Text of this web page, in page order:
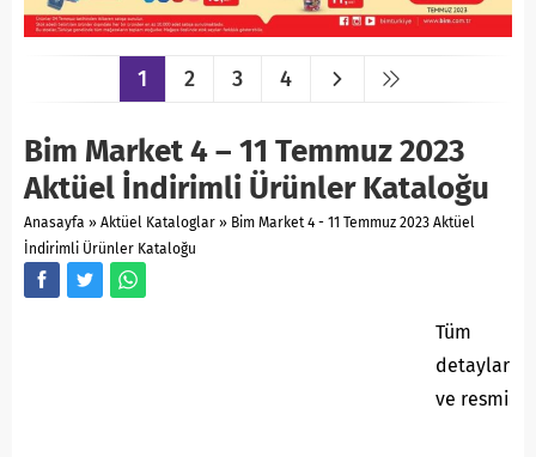
1 2 3 4
Bim Market 4 – 11 Temmuz 2023
Aktüel İndirimli Ürünler Kataloğu
Anasayfa » Aktüel Kataloglar » Bim Market 4 - 11 Temmuz 2023 Aktüel
İndirimli Ürünler Kataloğu
Tüm
detaylar
ve resmi